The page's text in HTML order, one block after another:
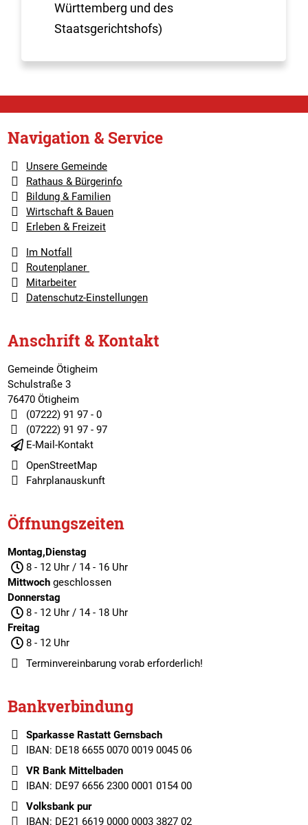
Württemberg und des
Staatsgerichtshofs)
Navigation & Service
Unsere Gemeinde
Rathaus & Bürgerinfo
Bildung & Familien
Wirtschaft & Bauen
Erleben & Freizeit
Im Notfall
Routenplaner
Mitarbeiter
Datenschutz-Einstellungen
Anschrift & Kontakt
Gemeinde Ötigheim
Schulstraße 3
76470 Ötigheim
(07222) 91 97 - 0
(07222) 91 97 - 97
E-Mail-Kontakt
OpenStreetMap
Fahrplanauskunft
Öffnungszeiten
Montag,Dienstag
8 - 12 Uhr / 14 - 16 Uhr
Mittwochgeschlossen
Donnerstag
8 - 12 Uhr / 14 - 18 Uhr
Freitag
8 - 12 Uhr
Terminvereinbarungvorab erforderlich!
Bankverbindung
Sparkasse Rastatt Gernsbach
IBAN: DE18 6655 0070 0019 0045 06
VR Bank Mittelbaden
IBAN: DE97 6656 2300 0001 0154 00
Volksbank pur
IBAN: DE21 6619 0000 0003 3827 02